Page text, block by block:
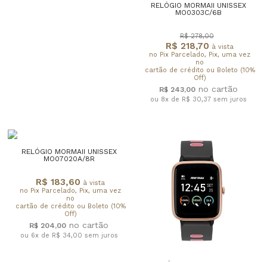
RELÓGIO MORMAII UNISSEX
MO0303C/6B
R$ 218,70 à vista
no Pix Parcelado, Pix, uma vez
no
cartão de crédito ou Boleto (10%
Off)
R$ 278,00
R$ 243,00
ou 8x de R$ 30,37 sem juros
RELÓGIO MORMAII UNISSEX
MO07020A/8R
R$ 183,60 à vista
no Pix Parcelado, Pix, uma vez
no
cartão de crédito ou Boleto (10%
Off)
R$ 204,00
ou 6x de R$ 34,00 sem juros